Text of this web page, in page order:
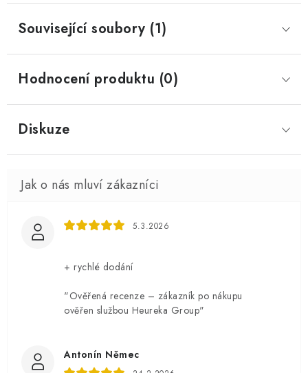
Související soubory (1)
Hodnocení produktu (0)
Diskuze
5.3.2026
+ rychlé dodání
"Ověřená recenze – zákazník po nákupu
ověřen službou Heureka Group"
Antonín Němec